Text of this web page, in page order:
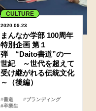
CULTURE
2020.09.23
まんなか学部 100周年
特別企画 第１
弾 “Daito書道”の一
世紀 ～世代を超えて
受け継がれる伝統文化
～（後編）
#書道
#ブランディング
#卒業生